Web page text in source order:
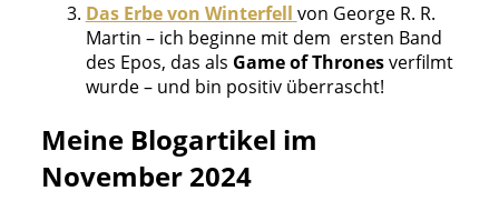
Das Erbe von Winterfell von George R. R.
Martin – ich beginne mit dem ersten Band
des Epos, das als Game of Thronesverfilmt
wurde – und bin positiv überrascht!
Meine Blogartikel im
November 2024